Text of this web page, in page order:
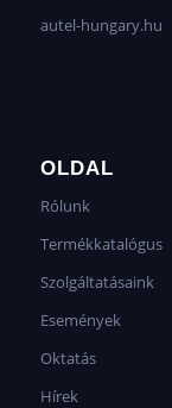
autel-hungary.hu
OLDAL
Rólunk
Termékkatalógus
Szolgáltatásaink
Események
Oktatás
Hírek